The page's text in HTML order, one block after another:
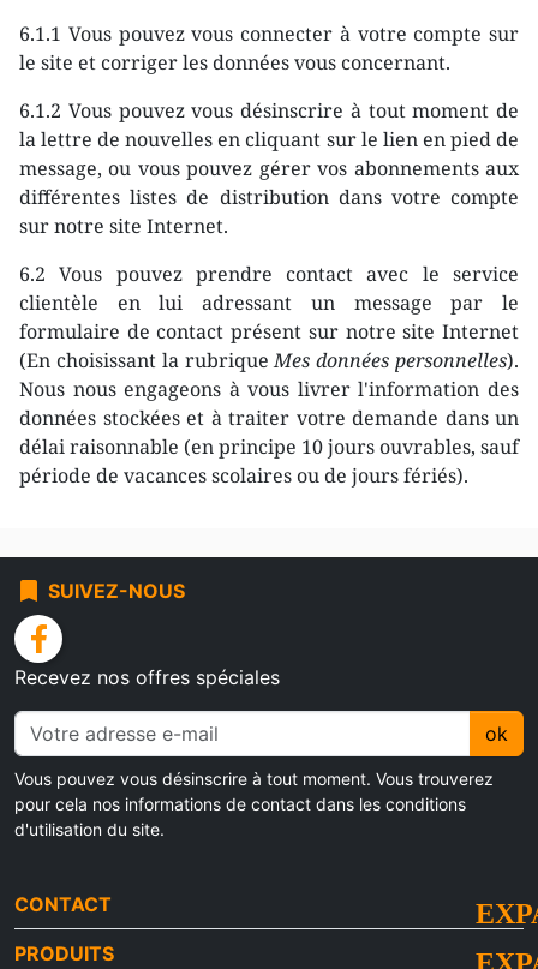
6.1.1 Vous pouvez vous connecter à votre compte sur
le site et corriger les données vous concernant.
6.1.2 Vous pouvez vous désinscrire à tout moment de
la lettre de nouvelles en cliquant sur le lien en pied de
message, ou vous pouvez gérer vos abonnements aux
différentes listes de distribution dans votre compte
sur notre site Internet.
6.2 Vous pouvez prendre contact avec le service
clientèle en lui adressant un message par le
formulaire de contact présent sur notre site Internet
(En choisissant la rubriqueMes données personnelles).
Nous nous engageons à vous livrer l'information des
données stockées et à traiter votre demande dans un
délai raisonnable (en principe 10 jours ouvrables, sauf
période de vacances scolaires ou de jours fériés).
bookmark SUIVEZ-NOUS
facebook
Recevez nos offres spéciales
ok
Vous pouvez vous désinscrire à tout moment. Vous trouverez
pour cela nos informations de contact dans les conditions
d'utilisation du site.
CONTACT
PRODUITS